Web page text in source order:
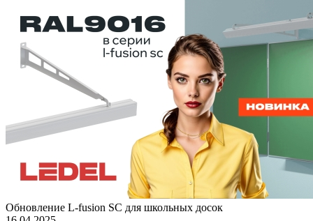
Обновление L-fusion SC для школьных досок